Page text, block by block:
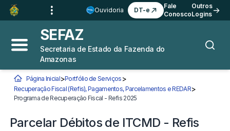
Ir para o
Conteúdo
Ir para a
Navegação 3
Ir para o
Rodapé 4
Ouvidoria DT-e
Fale
Conosco
Outros
Logins
Abrir menu principal
SEFAZ
Secretaria de Estado da Fazenda do
Amazonas
Você está aqui:
Página Inicial>Portfólio de Serviços >
Recuperação Fiscal (Refis), Pagamentos, Parcelamentos e REDAR>
Programa de Recuperação Fiscal - Refis 2025Parcelar Débitos de ITCMD -
Parcelar Débitos de ITCMD - Refis